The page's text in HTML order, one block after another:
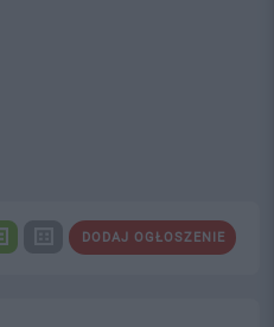
DODAJ OGŁOSZENIE